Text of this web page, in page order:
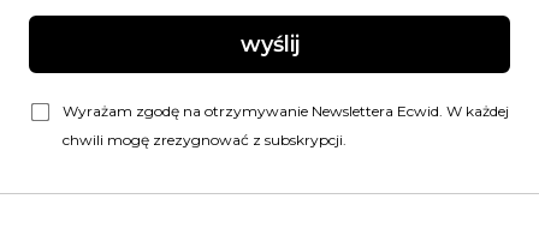
wyślij
Wyrażam zgodę na otrzymywanie Newslettera Ecwid. W każdej
chwili mogę zrezygnować z subskrypcji.